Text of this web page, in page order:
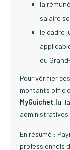
la
salaire
le cadre
du
Pour vérifier
montants
MyGuichet.lu,
administratives
En résumé :
professionnels